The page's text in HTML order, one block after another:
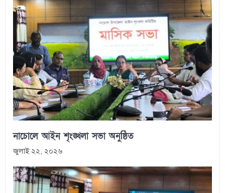
নাচোলে আইন শৃংঙ্খলা সভা অনুষ্ঠিত
জুলাই ২২, ২০২৬